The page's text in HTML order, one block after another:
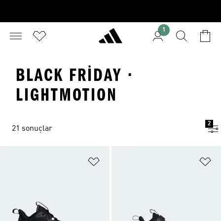
1
BLACK FRIDAY ·
LIGHTMOTION
21 sonuçlar
2